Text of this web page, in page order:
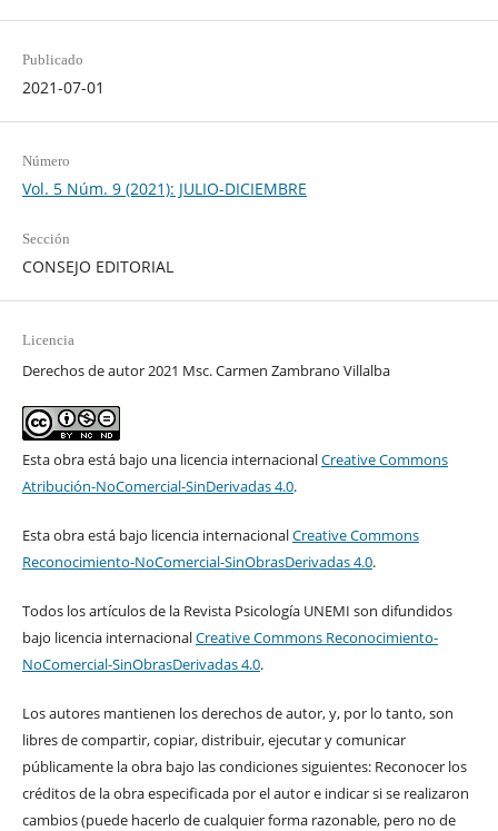
Publicado
2021-07-01
Número
Vol. 5 Núm. 9 (2021): JULIO-DICIEMBRE
Sección
CONSEJO EDITORIAL
Licencia
Derechos de autor 2021 Msc. Carmen Zambrano Villalba
Esta obra está bajo una licencia internacionalCreative Commons
Atribución-NoComercial-SinDerivadas 4.0.
Esta obra está bajo licencia internacionalCreative Commons
Reconocimiento-NoComercial-SinObrasDerivadas 4.0.
Todos los artículos de la Revista Psicología UNEMI son difundidos
bajo licencia internacionalCreative Commons Reconocimiento-
NoComercial-SinObrasDerivadas 4.0.
Los autores mantienen los derechos de autor, y, por lo tanto, son
libres de compartir, copiar, distribuir, ejecutar y comunicar
públicamente la obra bajo las condiciones siguientes: Reconocer los
créditos de la obra especificada por el autor e indicar si se realizaron
cambios (puede hacerlo de cualquier forma razonable, pero no de